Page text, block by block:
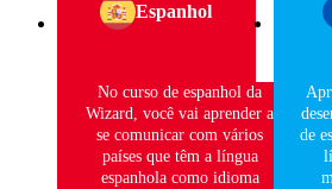
Espanhol
No curso de espanhol da
Wizard, você vai aprender a
se comunicar com vários
países que têm a língua
espanhola como idioma
de